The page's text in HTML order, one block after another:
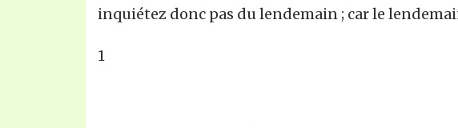
inquiétez donc pas du lendemain ; car le
1